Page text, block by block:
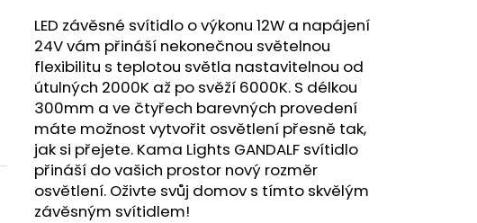
LED závěsné svítidlo o výkonu 12W a napájení
24V vám přináší nekonečnou světelnou
flexibilitu s teplotou světla nastavitelnou od
útulných 2000K až po svěží 6000K. S délkou
300mm a ve čtyřech barevných provedení
máte možnost vytvořit osvětlení přesně tak,
jak si přejete. Kama Lights GANDALF svítidlo
přináší do vašich prostor nový rozměr
osvětlení. Oživte svůj domov s tímto skvělým
závěsným svítidlem!